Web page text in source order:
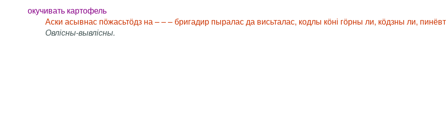
окучивать картофель
Аски асывнас пӧжасьтӧдз на – – – бригадир пыралас да висьталас, кодлы кӧні гӧрны ли, кӧдзны ли,
Овлісны-вывлісны.